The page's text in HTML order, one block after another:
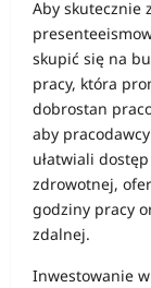
Aby skutecznie
skupić się na
pracy, która
dobrostan
aby
ułatwiali
zdrowotnej,
godziny pracy
zdalnej.
Inwestowanie